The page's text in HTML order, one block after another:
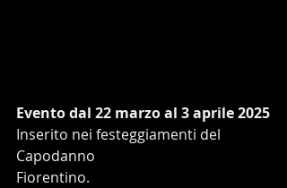
Evento dal 22 marzo al 3 aprile 2025
Inserito nei festeggiamenti del
Capodanno
Fiorentino.